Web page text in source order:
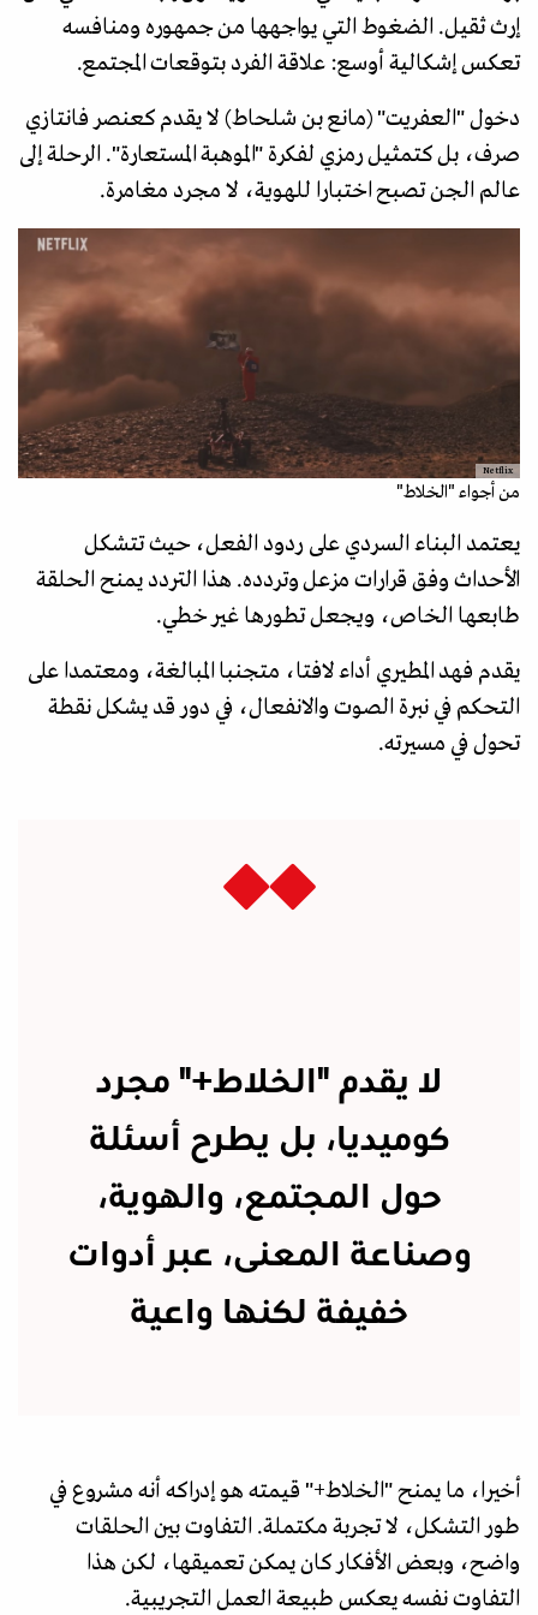
إرث ثقيل. الضغوط التي يواجهها من جمهوره ومنافسه
تعكس إشكالية أوسع: علاقة الفرد بتوقعات المجتمع.
دخول "العفريت" (مانع بن شلحاط) لا يقدم كعنصر فانتازي
صرف، بل كتمثيل رمزي لفكرة "الموهبة المستعارة". الرحلة إلى
عالم الجن تصبح اختبارا للهوية، لا مجرد مغامرة.
Netflix
من أجواء "الخلاط"
يعتمد البناء السردي على ردود الفعل، حيث تتشكل
الأحداث وفق قرارات مزعل وتردده. هذا التردد يمنح الحلقة
طابعها الخاص، ويجعل تطورها غير خطي.
يقدم فهد المطيري أداء لافتا، متجنبا المبالغة، ومعتمدا على
التحكم في نبرة الصوت والانفعال، في دور قد يشكل نقطة
تحول في مسيرته.
لا يقدم "الخلاط+" مجرد
كوميديا، بل يطرح أسئلة
حول المجتمع، والهوية،
وصناعة المعنى، عبر أدوات
خفيفة لكنها واعية
أخيرا، ما يمنح "الخلاط+" قيمته هو إدراكه أنه مشروع في
طور التشكل، لا تجربة مكتملة. التفاوت بين الحلقات
واضح، وبعض الأفكار كان يمكن تعميقها، لكن هذا
التفاوت نفسه يعكس طبيعة العمل التجريبية.